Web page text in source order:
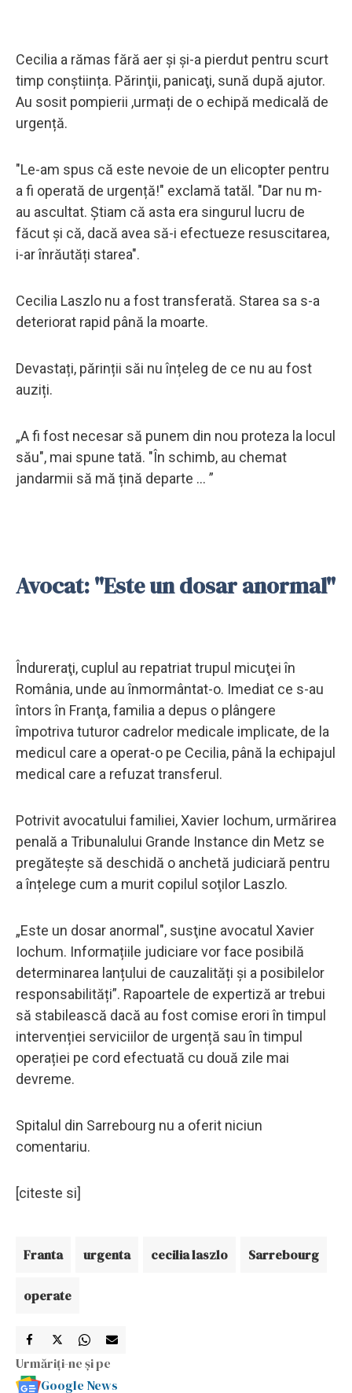
Cecilia a rămas fără aer şi şi-a pierdut pentru scurt
timp conștiința. Părinţii, panicaţi, sună după ajutor.
Au sosit pompierii ,urmați de o echipă medicală de
urgență.
"Le-am spus că este nevoie de un elicopter pentru
a fi operată de urgență!" exclamă tatăl. "Dar nu m-
au ascultat. Știam că asta era singurul lucru de
făcut și că, dacă avea să-i efectueze resuscitarea,
i-ar înrăutăți starea".
Cecilia Laszlo nu a fost transferată. Starea sa s-a
deteriorat rapid până la moarte.
Devastați, părinții săi nu înțeleg de ce nu au fost
auziți.
„A fi fost necesar să punem din nou proteza la locul
său", mai spune tată. "În schimb, au chemat
jandarmii să mă țină departe ... ”
Avocat: "Este un dosar anormal"
Îndureraţi, cuplul au repatriat trupul micuţei în
România, unde au înmormântat-o. Imediat ce s-au
întors în Franţa, familia a depus o plângere
împotriva tuturor cadrelor medicale implicate, de la
medicul care a operat-o pe Cecilia, până la echipajul
medical care a refuzat transferul.
Potrivit avocatului familiei, Xavier Iochum, urmărirea
penală a Tribunalului Grande Instance din Metz se
pregătește să deschidă o anchetă judiciară pentru
a înțelege cum a murit copilul soţilor Laszlo.
„Este un dosar anormal", susţine avocatul Xavier
Iochum. Informațiile judiciare vor face posibilă
determinarea lanțului de cauzalități și a posibilelor
responsabilități”. Rapoartele de expertiză ar trebui
să stabilească dacă au fost comise erori în timpul
intervenției serviciilor de urgență sau în timpul
operației pe cord efectuată cu două zile mai
devreme.
Spitalul din Sarrebourg nu a oferit niciun
comentariu.
[citeste si]
Franta urgenta cecilia laszlo Sarrebourg
operate
Urmăriți-ne și pe
Google News